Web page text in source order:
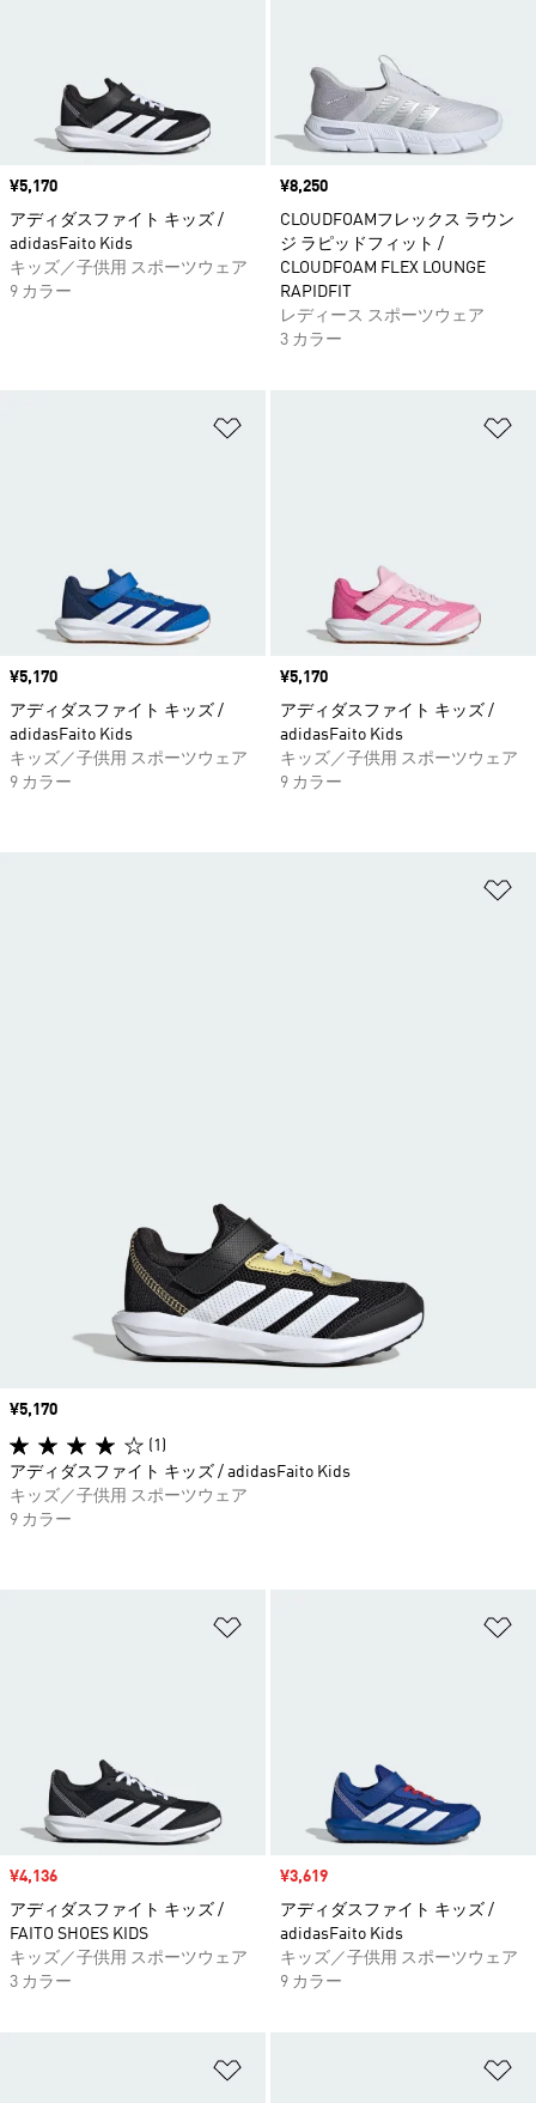
価格
¥5,170
アディダスファイト キッズ /
adidasFaito Kids
キッズ／子供用 スポーツウェア
9 カラー
価格
¥8,250
CLOUDFOAMフレックス ラウン
ジ ラピッドフィット /
CLOUDFOAM FLEX LOUNGE
RAPIDFIT
レディース スポーツウェア
3 カラー
価格
¥5,170
アディダスファイト キッズ /
adidasFaito Kids
キッズ／子供用 スポーツウェア
9 カラー
価格
¥5,170
アディダスファイト キッズ /
adidasFaito Kids
キッズ／子供用 スポーツウェア
9 カラー
セール価格
¥4,136
アディダスファイト キッズ /
FAITO SHOES KIDS
キッズ／子供用 スポーツウェア
3 カラー
セール価格
¥3,619
アディダスファイト キッズ /
adidasFaito Kids
キッズ／子供用 スポーツウェア
9 カラー
価格
¥5,170
(1)
アディダスファイト キッズ / adidasFaito Kids
キッズ／子供用 スポーツウェア
9 カラー